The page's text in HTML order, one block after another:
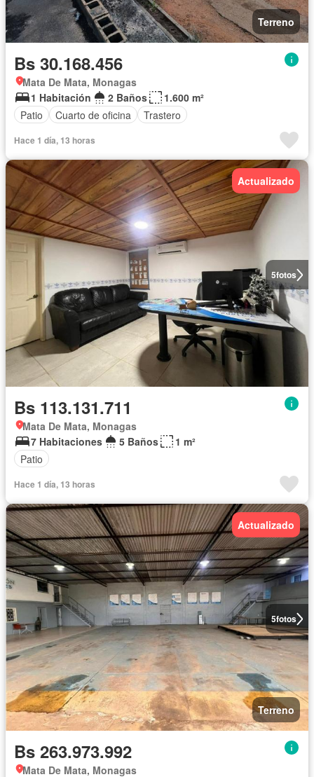
Terreno
Bs 30.168.456
Mata De Mata, Monagas
1 Habitación
2 Baños
1.600 m²
Patio
Cuarto de oficina Trastero
Hace 1 día, 13 horas
5fotos
Actualizado
Bs 113.131.711
Mata De Mata, Monagas
7 Habitaciones
5 Baños
1 m²
Patio
Hace 1 día, 13 horas
5fotos
Actualizado
Terreno
Bs 263.973.992
Mata De Mata, Monagas